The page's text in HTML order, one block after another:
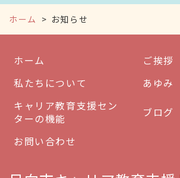
ホーム お知らせ
ホーム
ご挨拶
私たちについて
あゆみ
キャリア教育支援セン
ターの機能
ブログ
お問い合わせ